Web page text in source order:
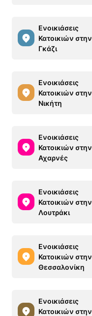
Ενοικιάσεις
Κατοικιών στην
Γκάζι
Ενοικιάσεις
Κατοικιών στην
Νικήτη
Ενοικιάσεις
Κατοικιών στην
Αχαρνές
Ενοικιάσεις
Κατοικιών στην
Λουτράκι
Ενοικιάσεις
Κατοικιών στην
Θεσσαλονίκη
Ενοικιάσεις
Κατοικιών στην